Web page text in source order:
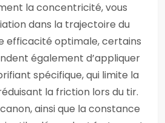
la concentricité, vous
dans la trajectoire du
efficacité optimale, certains
également d’appliquer
spécifique, qui limite la
la friction lors du tir.
ainsi que la constance